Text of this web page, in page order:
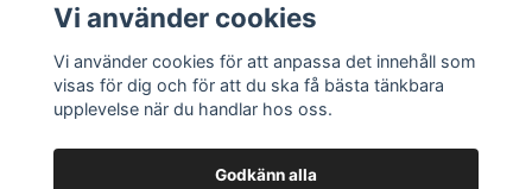
Sociala medier
Vi använder cookies
Vi använder cookies för att anpassa det innehåll som
visas för dig och för att du ska få bästa tänkbara
upplevelse när du handlar hos oss.
Godkänn alla